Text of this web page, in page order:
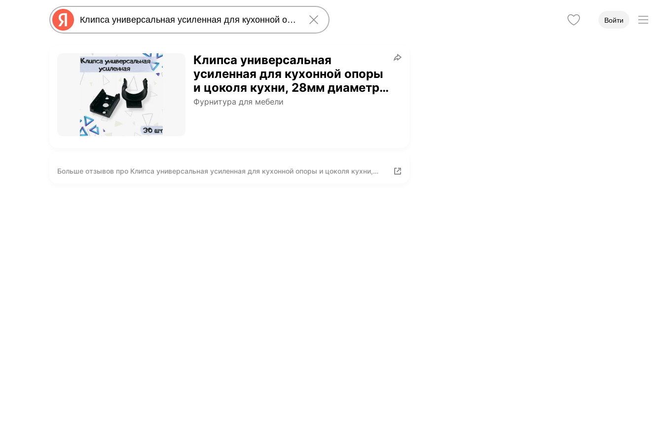
Войти
Клипса универсальная
усиленная для кухонной опоры
и цоколя кухни, 28мм диаметр,
цвет - черный, 30 шт.
Фурнитура для мебели
Больше отзывов про Клипса универсальная усиленная для кухонной опоры и цоколя кухни,